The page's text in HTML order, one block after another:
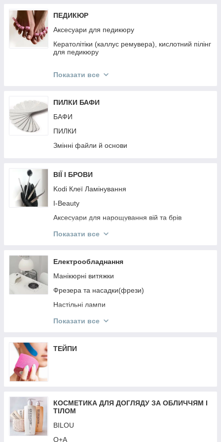
ПЕДИКЮР
Аксесуари для педикюру
Кератолітіки (каллус ремувера), кислотний пілінг
для педикюру
Показати все
ПИЛКИ БАФИ
БАФИ
ПИЛКИ
Змінні файли й основи
ВІЇ І БРОВИ
Kodi Клеї Ламінування
I-Beauty
Аксесуари для нарощування вій та брів
ReflectoCil
Levissime
ZOLA
Кисті для брів
Пінцети, ножнички для брів та аксесуари
NIKK MOLE
SCULPTOR
Показати все
Електрообладнання
Манікюрні витяжки
Фрезера та насадки(фрези)
Настільні лампи
Перукарське Електрообладнання
Обладнання для дезінфекції та стерилізації
Стартові набори
Показати все
ТЕЙПИ
КОСМЕТИКА ДЛЯ ДОГЛЯДУ ЗА ОБЛИЧЧЯМ І
ТІЛОМ
BILOU
Q+A